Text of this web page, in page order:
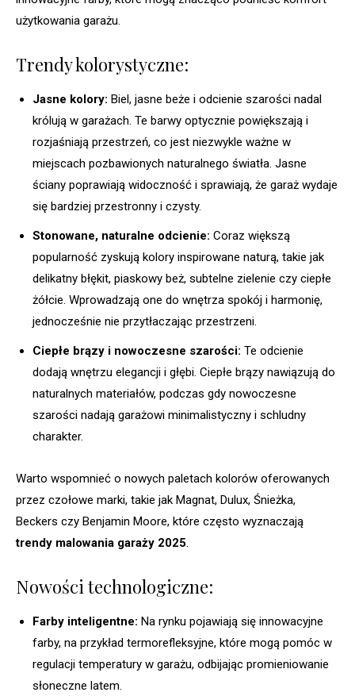
użytkowania garażu.
Trendy kolorystyczne:
Jasne kolory: Biel, jasne beże i odcienie szarości nadal
królują w garażach. Te barwy optycznie powiększają i
rozjaśniają przestrzeń, co jest niezwykle ważne w
miejscach pozbawionych naturalnego światła. Jasne
ściany poprawiają widoczność i sprawiają, że garaż wydaje
się bardziej przestronny i czysty.
Stonowane, naturalne odcienie: Coraz większą
popularność zyskują kolory inspirowane naturą, takie jak
delikatny błękit, piaskowy beż, subtelne zielenie czy ciepłe
żółcie. Wprowadzają one do wnętrza spokój i harmonię,
jednocześnie nie przytłaczając przestrzeni.
Ciepłe brązy i nowoczesne szarości: Te odcienie
dodają wnętrzu elegancji i głębi. Ciepłe brązy nawiązują do
naturalnych materiałów, podczas gdy nowoczesne
szarości nadają garażowi minimalistyczny i schludny
charakter.
Warto wspomnieć o nowych paletach kolorów oferowanych
przez czołowe marki, takie jak Magnat, Dulux, Śnieżka,
Beckers czy Benjamin Moore, które często wyznaczają
trendy malowania garaży 2025.
Nowości technologiczne:
Farby inteligentne: Na rynku pojawiają się innowacyjne
farby, na przykład termorefleksyjne, które mogą pomóc w
regulacji temperatury w garażu, odbijając promieniowanie
słoneczne latem.